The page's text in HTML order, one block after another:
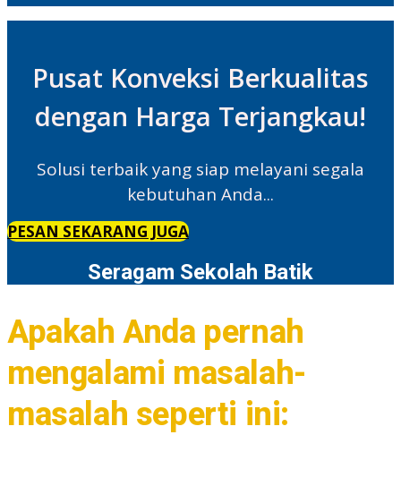
Pusat Konveksi Berkualitas
dengan Harga Terjangkau!
Solusi terbaik yang siap melayani segala
kebutuhan Anda...
PESAN SEKARANG JUGA
Seragam Sekolah Batik
Apakah Anda pernah
mengalami masalah-
masalah seperti ini: